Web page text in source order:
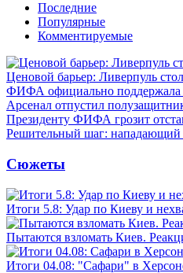
Последние
Популярные
Комментируемые
Ценовой барьер: Ливерпуль
ФИФА официально поддержала
Арсенал отпустил
Президенту ФИФА грозит
Решительный шаг: нападающий
Сюжеты
Итоги 5.8: Удар по Киеву и
Пытаются взломать Киев.
Итоги 04.08: "Сафари" в